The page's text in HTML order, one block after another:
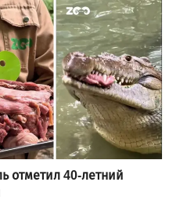
отметил 40-летний